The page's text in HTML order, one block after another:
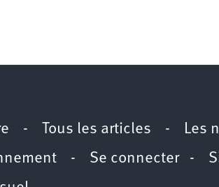
- Tous les articles -
Les
- Se connecter-